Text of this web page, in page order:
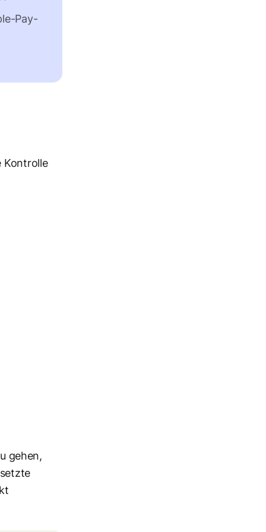
Pay-
Kontrolle
gehen,